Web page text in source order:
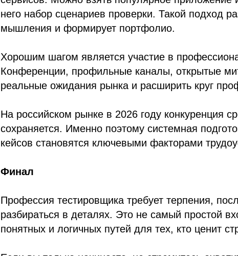
него набор сценариев проверки. Такой подход
мышления и формирует портфолио.
Хорошим шагом является участие в
Конференции, профильные каналы, открытые
реальные ожидания рынка и расширить круг
На российском рынке в 2026 году конкуренция
сохраняется. Именно поэтому системная
кейсов становятся ключевыми факторами
Финал
Профессия тестировщика требует терпения,
разбираться в деталях. Это не самый простой
понятных и логичных путей для тех, кто ценит